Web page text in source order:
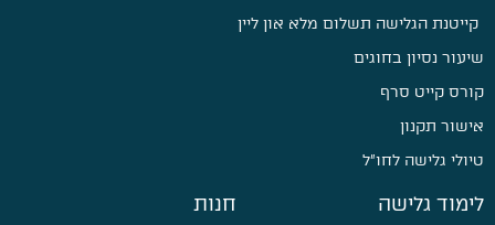
קייטנת הגלישה תשלום מלא און ליין
שיעור נסיון בחוגים
קורס קייט סרף
אישור תקנון
טיולי גלישה לחו״ל
לימוד גלישה חנות